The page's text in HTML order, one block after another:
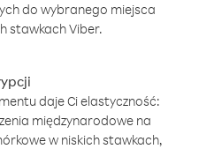
do wybranego miejsca
stawkach Viber.
daje Ci elastyczność:
międzynarodowe na
w niskich stawkach,